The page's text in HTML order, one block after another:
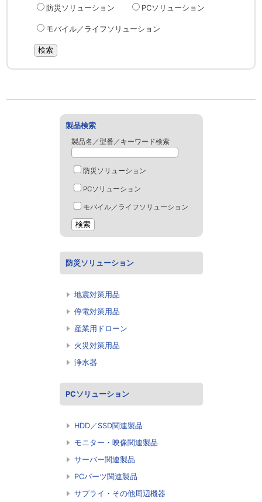
防災ソリューション PCソリューション
モバイル／ライフソリューション
製品検索
製品名／型番／キーワード検索
防災ソリューション
PCソリューション
モバイル／ライフソリューション
防災ソリューション
地震対策用品
停電対策用品
産業用ドローン
火災対策用品
浄水器
PCソリューション
HDD／SSD関連製品
モニター・映像関連製品
サーバー関連製品
PCパーツ関連製品
サプライ・その他周辺機器